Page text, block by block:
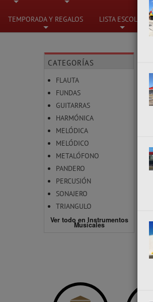
TEMPORADA Y REGALOS LISTA ESCOLAR
CATEGORÍAS
FLAUTA
FUNDAS
GUITARRAS
HARMÓNICA
MELÓDICA
MELÓDICO
METALÓFONO
PANDERO
PERCUSIÓN
SONAJERO
TRIANGULO
Ver todo en Instrumentos
Musicales